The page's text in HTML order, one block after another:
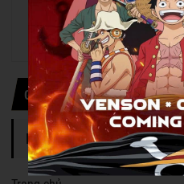
Gửi thông tin
DANH MỤC TIN TỨC